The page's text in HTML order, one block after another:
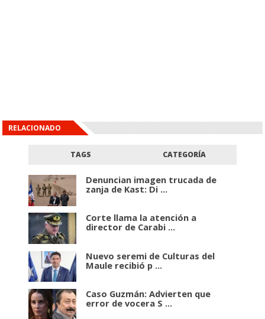
RELACIONADO
TAGS CATEGORÍA
Denuncian imagen trucada de
zanja de Kast: Di ...
Corte llama la atención a
director de Carabi ...
Nuevo seremi de Culturas del
Maule recibió p ...
Caso Guzmán: Advierten que
error de vocera S ...